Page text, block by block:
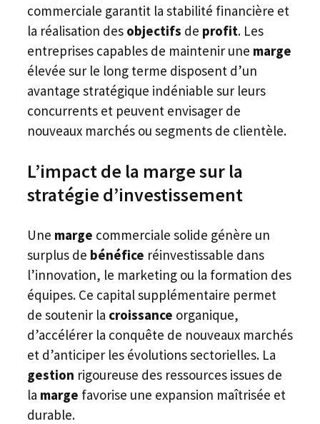
commerciale garantit la stabilité financière et
la réalisation des objectifs de profit. Les
entreprises capables de maintenir une marge
élevée sur le long terme disposent d’un
avantage stratégique indéniable sur leurs
concurrents et peuvent envisager de
nouveaux marchés ou segments de clientèle.
L’impact de la marge sur la
stratégie d’investissement
Une marge commerciale solide génère un
surplus de bénéfice réinvestissable dans
l’innovation, le marketing ou la formation des
équipes. Ce capital supplémentaire permet
de soutenir la croissance organique,
d’accélérer la conquête de nouveaux marchés
et d’anticiper les évolutions sectorielles. La
gestion rigoureuse des ressources issues de
la marge favorise une expansion maîtrisée et
durable.